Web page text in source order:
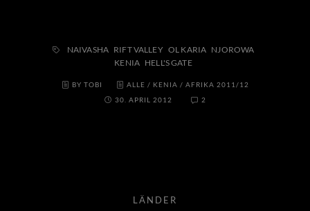
NAIVASHA RIFT VALLEY OL KARIA NJOROWA
KENIA HELL'S GATE
BY TOBI ALLE / KENIA / AFRIKA 2011/12
30. APRIL 2012
2
LÄNDER